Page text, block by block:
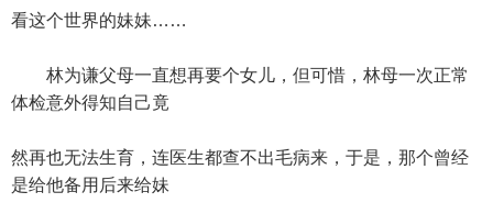
看这个世界的妹妹……
林为谦父母一直想再要个女儿，但可惜，林母一次正常
体检意外得知自己竟
然再也无法生育，连医生都查不出毛病来，于是，那个曾经
是给他备用后来给妹